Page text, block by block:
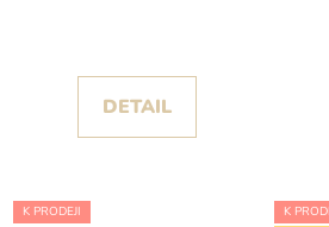
DETAIL
K PRODEJI
K